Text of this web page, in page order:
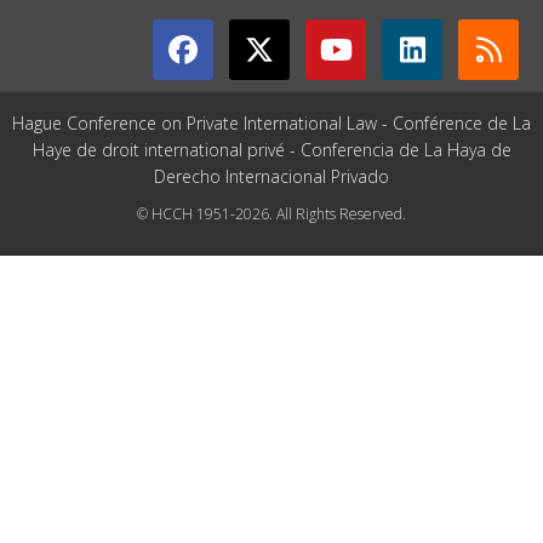
Hague Conference on Private International Law - Conférence de La
Haye de droit international privé - Conferencia de La Haya de
Derecho Internacional Privado
© HCCH 1951-2026. All Rights Reserved.